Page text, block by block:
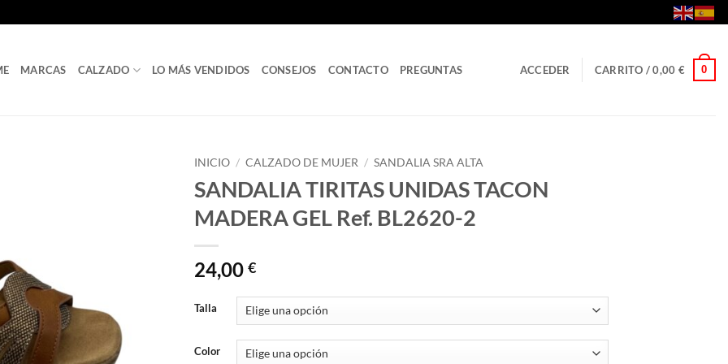
MARCAS CALZADO LO MÁS VENDIDOS CONSEJOS CONTACTO PREGUNTAS ACCEDER CARRITO /0,00 € 0
INICIO / CALZADO DE MUJER / SANDALIA SRA ALTA
SANDALIA TIRITAS UNIDAS TACON
MADERA GEL Ref. BL2620-2
24,00 €
Talla
Color